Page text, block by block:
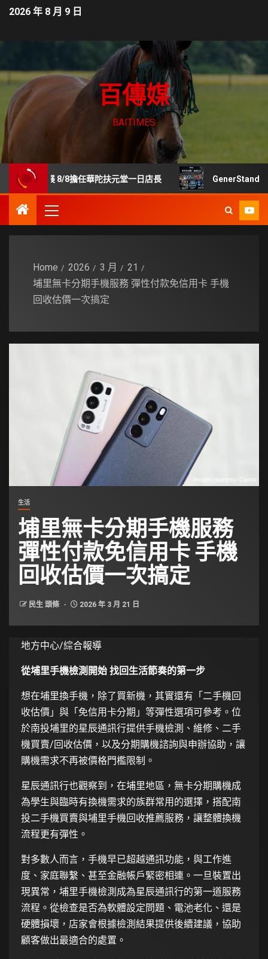
2026 年 8 月 9 日
百傳媒
BAITIMES
齡展 8/8擔任華陀扶元堂一日店長 GenerStand 擬推「人
Home 2026 3 月
21
埔里無卡分期手機服務 彈性付款免信用卡 手機
回收估價一次搞定
生活
埔里無卡分期手機服務
彈性付款免信用卡 手機
回收估價一次搞定
民生 頭條 2026 年 3 月 21 日
地方中心/綜合報導
從埔里手機檢測開始 找回生活節奏的第一步
想在埔里換手機，除了買新機，其實還有「二手機回
收估價」與「免信用卡分期」等彈性選項可參考。位
於南投埔里的星辰通訊行提供手機檢測、維修、二手
機買賣/回收估價，以及分期購機諮詢與申辦協助，讓
購機需求不再被價格門檻限制。
星辰通訊行也觀察到，在埔里地區，無卡分期購機成
為學生與臨時有換機需求的族群常用的選擇，搭配南
投二手機買賣與埔里手機回收推薦服務，讓整體換機
流程更有彈性。
對多數人而言，手機早已超越通訊功能，與工作進
度、家庭聯繫、甚至金融帳戶緊密相連。一旦裝置出
現異常，埔里手機檢測成為星辰通訊行的第一道服務
流程。從檢查是否為軟體設定問題、電池老化、還是
硬體損壞，店家會根據檢測結果提供後續建議，協助
顧客做出最適合的處置。